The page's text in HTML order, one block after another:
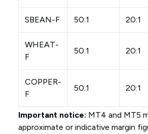
SBEAN-F 50:1 20:1
WHEAT-
F
50:1 20:1
COPPER-
F
50:1 20:1
Important notice: MT4 and MT5
approximate or indicative margin